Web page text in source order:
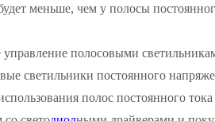
меньше, чем у полосы
полосовыми
светильники постоянного
полос постоянного